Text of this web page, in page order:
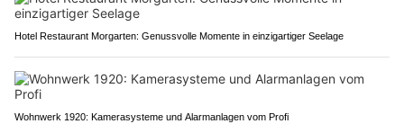
Hotel Restaurant Morgarten: Genussvolle Momente in einzigartiger Seelage
Wohnwerk 1920: Kamerasysteme und Alarmanlagen vom Profi